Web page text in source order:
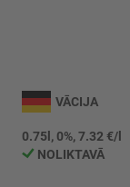
uz
galerijas
sākumu
VĀCIJA
0.75l, 0%, 7.32 €/l
NOLIKTAVĀ